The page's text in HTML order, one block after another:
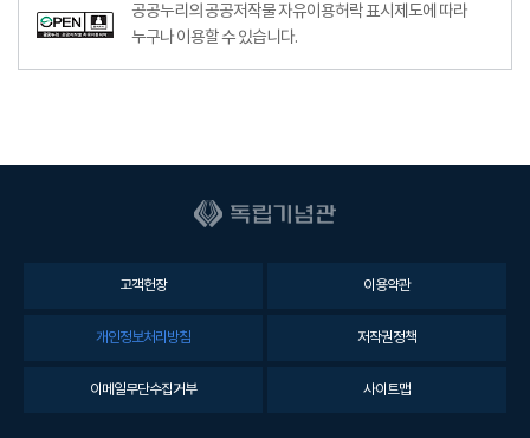
공공누리공공저작물자유이용허락–출처표시이미지
공공누리의 공공저작물 자유이용허락 표시제도에 따라
누구나 이용할 수 있습니다.
고객헌장 이용약관
개인정보처리방침 저작권정책
이메일무단수집거부 사이트맵